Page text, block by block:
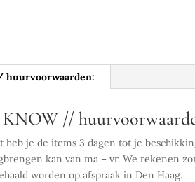
huurvoorwaarden:
//
heb je de items 3 dagen tot je
kan van ma – vr. We rekenen
worden op afspraak in Den Haag.